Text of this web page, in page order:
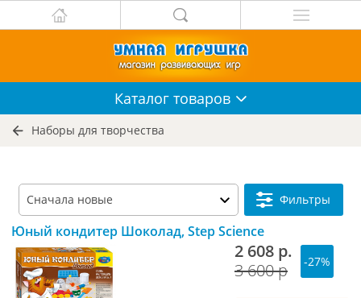
Каталог товаров
Наборы для творчества
Фильтры
Юный кондитер Шоколад, Step Science
2 608 р.
3 600 р
-27%